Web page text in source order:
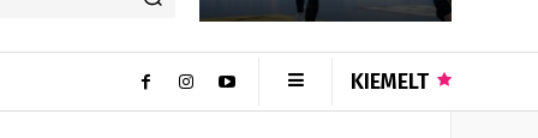
KIEMELT